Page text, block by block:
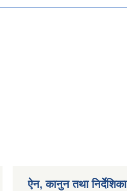
ऐन, कानुन तथा निर्देशिका